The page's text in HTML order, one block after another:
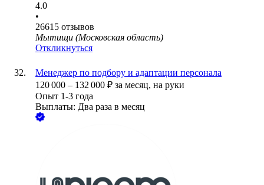
4.0
•
26615 отзывов
Мытищи (Московская область)
Откликнуться
Менеджер по подбору и адаптации персонала
120 000 – 132 000 ₽ за месяц, на руки
Опыт 1-3 года
Выплаты: Два раза в месяц